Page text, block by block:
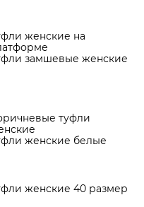
женские на
замшевые женские
туфли
женские белые
женские 40 размер